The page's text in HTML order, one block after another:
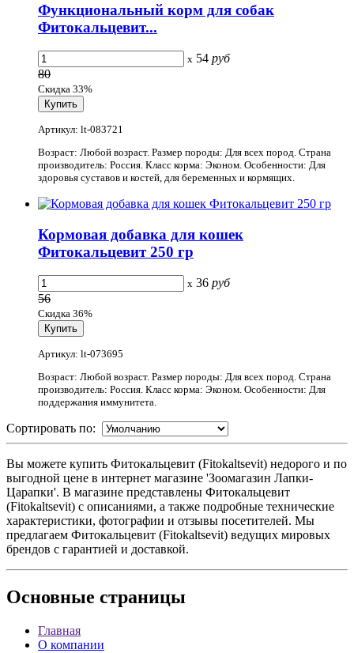
Функциональный корм для собак
Фитокальцевит...
x 54 руб
80
Скидка 33%
Артикул: lt-083721
Возраст: Любой возраст. Размер породы: Для всех пород. Страна
производитель: Россия. Класс корма: Эконом. Особенности: Для
здоровья суставов и костей, для беременных и кормящих.
Кормовая добавка для кошек
Фитокальцевит 250 гр
x 36 руб
56
Скидка 36%
Артикул: lt-073695
Возраст: Любой возраст. Размер породы: Для всех пород. Страна
производитель: Россия. Класс корма: Эконом. Особенности: Для
поддержания иммунитета.
Сортировать по:
Вы можете купить Фитокальцевит (Fitokaltsevit) недорого и по
выгодной цене в интернет магазине 'Зоомагазин Лапки-
Царапки'. В магазине представлены Фитокальцевит
(Fitokaltsevit) с описаниями, а также подробные технические
характеристики, фотографии и отзывы посетителей. Мы
предлагаем Фитокальцевит (Fitokaltsevit) ведущих мировых
брендов с гарантией и доставкой.
Основные страницы
Главная
О компании